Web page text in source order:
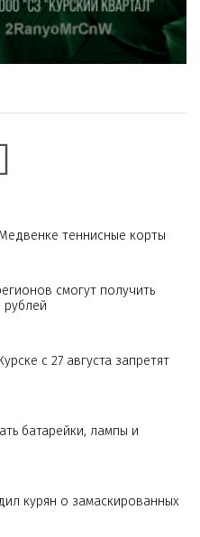
теннисные корты
смогут получить
рублей
с 27 августа запретят
батарейки, лампы и
курян о замаскированных